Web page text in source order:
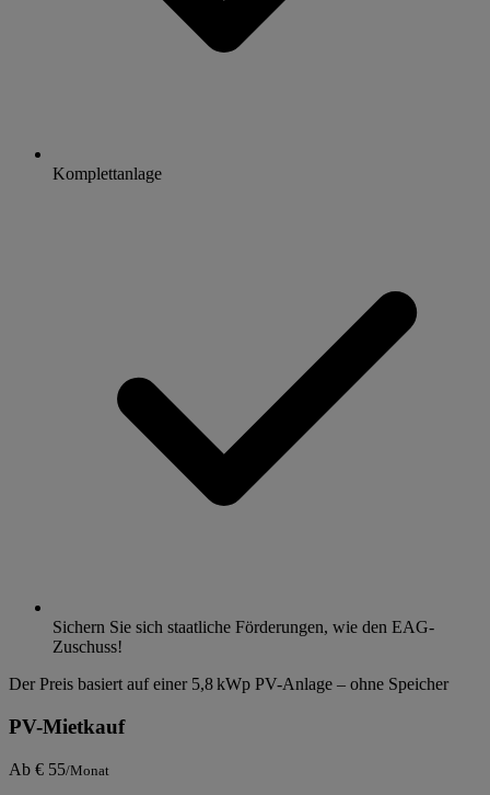
Komplettanlage
Sichern Sie sich staatliche Förderungen, wie den EAG-
Zuschuss!
Der Preis basiert auf einer 5,8 kWp PV-Anlage – ohne Speicher
PV-Mietkauf
Ab € 55/Monat